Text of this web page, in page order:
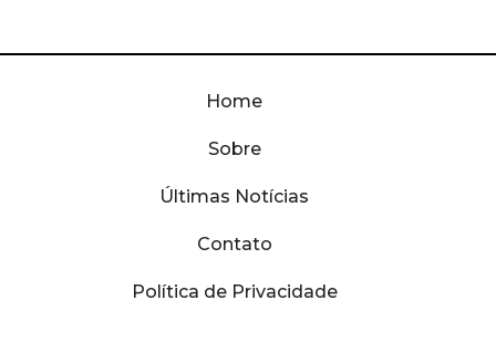
Home
Sobre
Últimas Notícias
Contato
Política de Privacidade